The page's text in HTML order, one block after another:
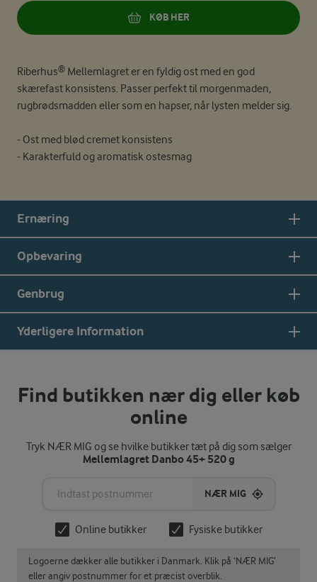
KØB HER
Riberhus® Mellemlagret er en fyldig ost med en god
skærefast konsistens. Passer perfekt til morgenmaden,
rugbrødsmadden eller som en hapser, når lysten melder sig.
- Ost med blød cremet konsistens
- Karakterfuld og aromatisk ostesmag
Ernæring
Opbevaring
Genbrug
Yderligere Information
Find butikken nær dig eller køb
online
Tryk NÆR MIG og se hvilke butikker tæt på dig som sælger
Mellemlagret Danbo 45+ 520 g
NÆR MIG
Online butikker Fysiske butikker
Logoerne dækker alle butikker i Danmark. Klik på ‘NÆR MIG’
eller angiv postnummer for et præcist overblik.